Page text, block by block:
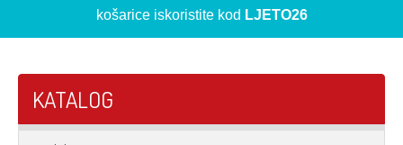
košarice iskoristite kod LJETO26
KATALOG